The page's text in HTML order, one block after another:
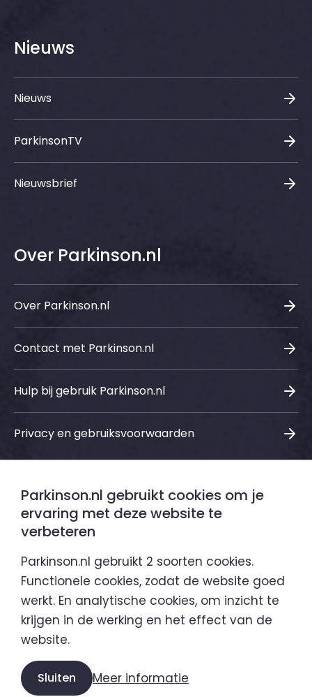
Nieuws
Nieuws
ParkinsonTV
Nieuwsbrief
Over Parkinson.nl
Over Parkinson.nl
Contact met Parkinson.nl
Hulp bij gebruik Parkinson.nl
Privacy en gebruiksvoorwaarden
Sociale media
Parkinson.nl is een initiatief van
Parkinson.nl gebruikt cookies om je
ervaring met deze website te
verbeteren
Parkinson.nl gebruikt 2 soorten cookies.
Functionele cookies, zodat de website goed
werkt. En analytische cookies, om inzicht te
krijgen in de werking en het effect van de
website.
Sluiten Meer informatie